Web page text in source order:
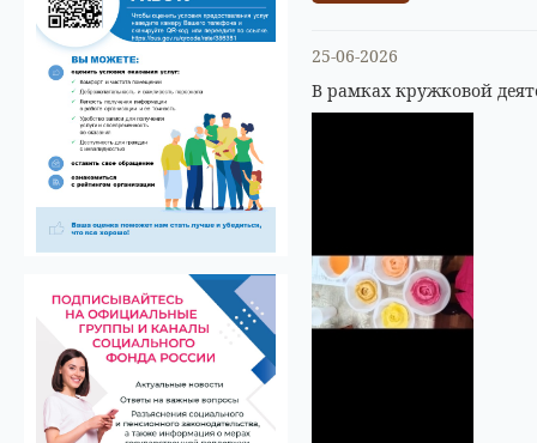
25-06-2026
В рамках кружковой